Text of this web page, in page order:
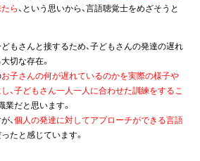
ら、という思いから、言語聴覚士をめざそうと
もさんと接するため、子どもさんの発達の遅れ
切な存在。
お子さんの何が遅れているのかを実際の様子や
、子どもさん一人一人に合わせた訓練をするこ
業だと思います。
、個人の発達に対してアプローチができる言語
たと感じています。